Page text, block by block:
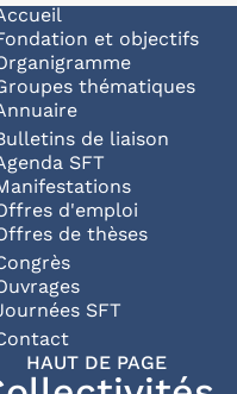
principale
et objectifs
thématiques
de liaison
SFT
d'emploi
de thèses
SFT
de page
HAUT DE PAGE